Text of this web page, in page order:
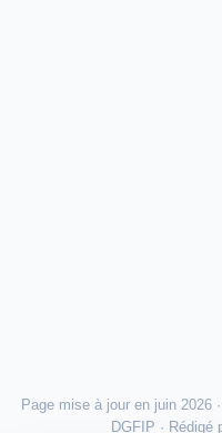
Page mise à jour en juin 2026
DGFIP · Rédigé